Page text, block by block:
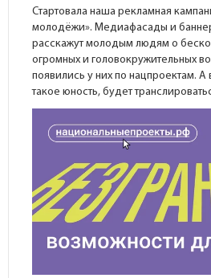
Стартовала наша рекламная
молодёжи». Медиафасады и
расскажут молодым людям о
огромных и головокружительных
появились у них по нацпроектам. А
такое юность, будет